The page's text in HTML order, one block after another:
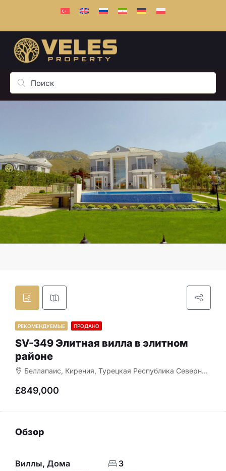
РЕКОМЕНДУЕМЫЕ ПРОДАНО
SV-349 Элитная вилла в элитном
районе
Беллапаис, Кирения, Турецкая Республика Северного Кипра, 99512, Кипр
£849,000
Обзор
Виллы, Дома 3